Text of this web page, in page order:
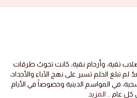
تقية، وأرحام نقية، كانت تجوبُ طرقات
تبلغ الحلم تسير على نهج الآباء والأجداد،
في المواسم الدينية وخصوصاً في الأيام
عام .. المزيد